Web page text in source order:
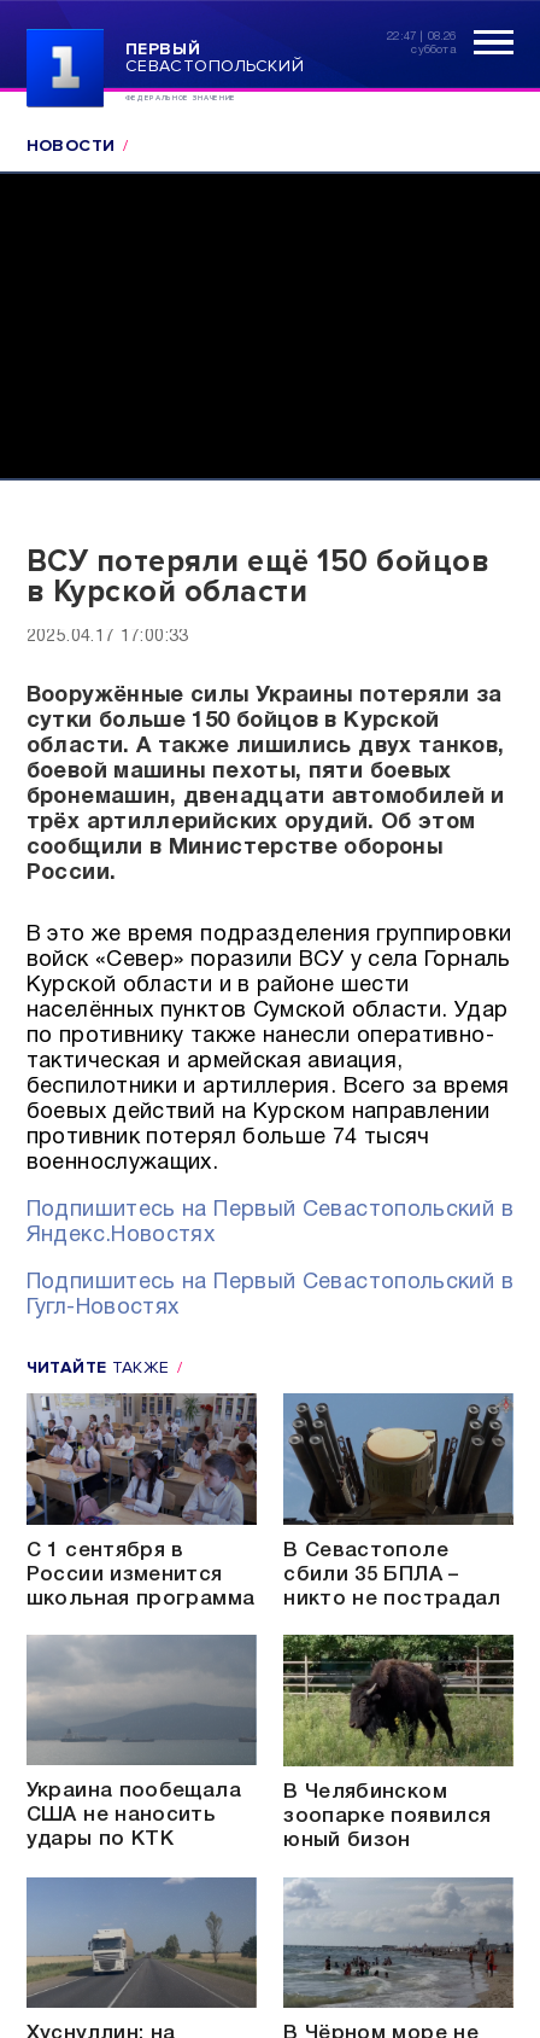
ПЕРВЫЙ
СЕВАСТОПОЛЬСКИЙ
ФЕДЕРАЛЬНОЕ ЗНАЧЕНИЕ
22:47 | 08.26
суббота
НОВОСТИ
ВСУ потеряли ещё 150 бойцов
в Курской области
2025.04.17 17:00:33
Вооружённые силы Украины потеряли за
сутки больше 150 бойцов в Курской
области. А также лишились двух танков,
боевой машины пехоты, пяти боевых
бронемашин, двенадцати автомобилей и
трёх артиллерийских орудий. Об этом
сообщили в Министерстве обороны
России.
В это же время подразделения группировки
войск «Север» поразили ВСУ у села Горналь
Курской области и в районе шести
населённых пунктов Сумской области. Удар
по противнику также нанесли оперативно-
тактическая и армейская авиация,
беспилотники и артиллерия. Всего за время
боевых действий на Курском направлении
противник потерял больше 74 тысяч
военнослужащих.
Подпишитесь на Первый Севастопольский в
Яндекс.Новостях
Подпишитесь на Первый Севастопольский в
Гугл-Новостях
ЧИТАЙТЕ ТАКЖЕ
С 1 сентября в
России изменится
школьная программа
В Севастополе
сбили 35 БПЛА –
никто не пострадал
Украина пообещала
США не наносить
удары по КТК
В Челябинском
зоопарке появился
юный бизон
Хуснуллин: на
В Чёрном море не